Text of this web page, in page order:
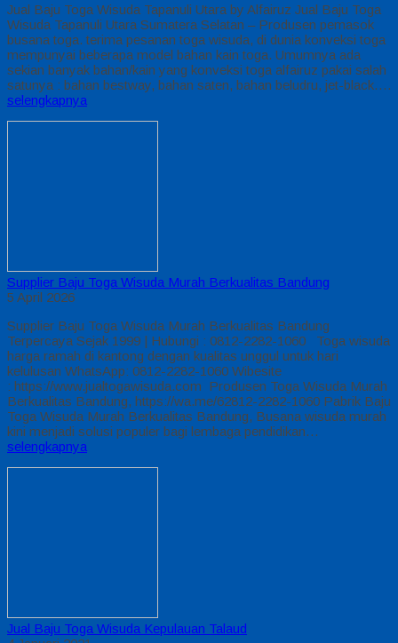
Jual Baju Toga Wisuda Tapanuli Utara by Alfairuz Jual Baju Toga
Wisuda Tapanuli Utara Sumatera Selatan – Produsen pemasok
busana toga. terima pesanan toga wisuda, di dunia konveksi toga
mempunyai beberapa model bahan kain toga. Umumnya ada
sekian banyak bahan/kain yang konveksi toga alfairuz pakai salah
satunya : bahan bestway, bahan saten, bahan beludru, jet-black….
selengkapnya
Supplier Baju Toga Wisuda Murah Berkualitas Bandung
5 April 2026
Supplier Baju Toga Wisuda Murah Berkualitas Bandung
Terpercaya Sejak 1999 | Hubungi : 0812-2282-1060 Toga wisuda
harga ramah di kantong dengan kualitas unggul untuk hari
kelulusan WhatsApp: 0812-2282-1060 Wibesite
: https://www.jualtogawisuda.com Produsen Toga Wisuda Murah
Berkualitas Bandung, https://wa.me/62812-2282-1060 Pabrik Baju
Toga Wisuda Murah Berkualitas Bandung, Busana wisuda murah
kini menjadi solusi populer bagi lembaga pendidikan…
selengkapnya
Jual Baju Toga Wisuda Kepulauan Talaud